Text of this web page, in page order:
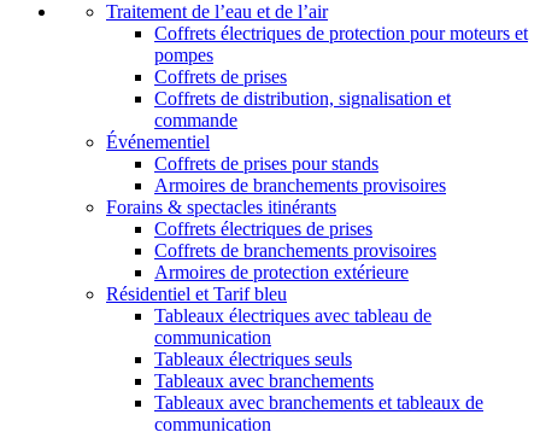
Traitement de l’eau et de l’air
Coffrets électriques de protection pour moteurs et
pompes
Coffrets de prises
Coffrets de distribution, signalisation et
commande
Événementiel
Coffrets de prises pour stands
Armoires de branchements provisoires
Forains & spectacles itinérants
Coffrets électriques de prises
Coffrets de branchements provisoires
Armoires de protection extérieure
Résidentiel et Tarif bleu
Tableaux électriques avec tableau de
communication
Tableaux électriques seuls
Tableaux avec branchements
Tableaux avec branchements et tableaux de
communication